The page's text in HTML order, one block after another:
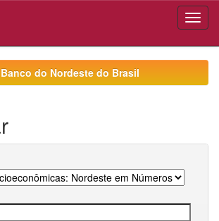
do Nordeste do Brasil